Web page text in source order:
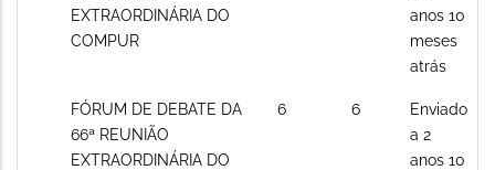
posts
EXTRAORDINÁRIA DO
COMPUR
anos 10
meses
atrás
Sem
novos
posts
FÓRUM DE DEBATE DA
66ª REUNIÃO
EXTRAORDINÁRIA DO
6 6
Enviado
a 2
anos 10